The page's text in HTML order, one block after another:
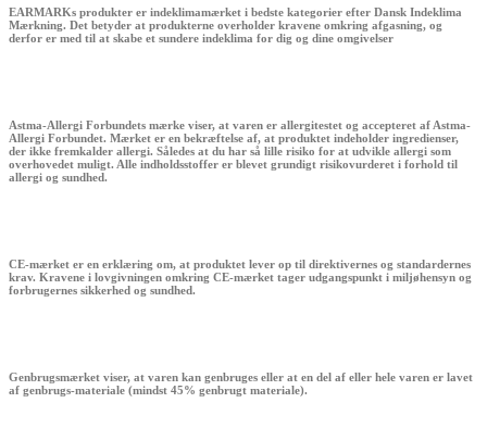
EARMARKs produkter er indeklimamærket i bedste kategorier efter Dansk Indeklima
Mærkning. Det betyder at produkterne overholder kravene omkring afgasning, og
derfor er med til at skabe et sundere indeklima for dig og dine omgivelser
Astma-Allergi Forbundets mærke viser, at varen er allergitestet og accepteret af Astma-
Allergi Forbundet. Mærket er en bekræftelse af, at produktet indeholder ingredienser,
der ikke fremkalder allergi. Således at du har så lille risiko for at udvikle allergi som
overhovedet muligt. Alle indholdsstoffer er blevet grundigt risikovurderet i forhold til
allergi og sundhed.
CE-mærket er en erklæring om, at produktet lever op til direktivernes og standardernes
krav. Kravene i lovgivningen omkring CE-mærket tager udgangspunkt i miljøhensyn og
forbrugernes sikkerhed og sundhed.
Genbrugsmærket viser, at varen kan genbruges eller at en del af eller hele varen er lavet
af genbrugs-materiale (mindst 45% genbrugt materiale).